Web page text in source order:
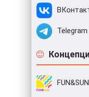
Telegram
FUN&SUN